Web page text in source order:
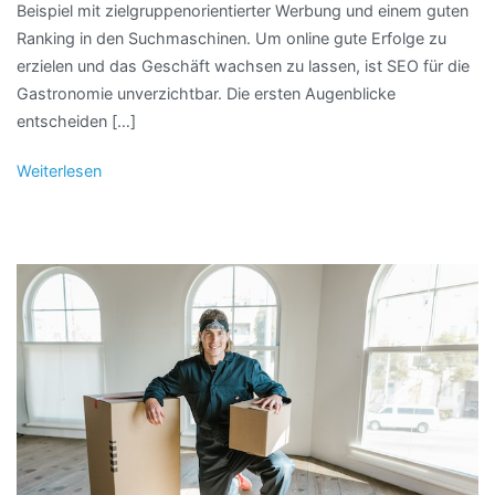
Beispiel mit zielgruppenorientierter Werbung und einem guten
Ranking in den Suchmaschinen. Um online gute Erfolge zu
erzielen und das Geschäft wachsen zu lassen, ist SEO für die
Gastronomie unverzichtbar. Die ersten Augenblicke
entscheiden […]
Weiterlesen